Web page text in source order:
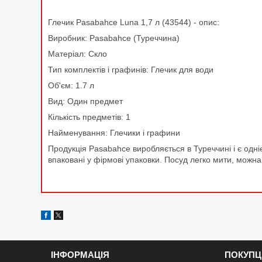
Глечик Pasabahce Luna 1,7 л (43544) - опис:
Виробник: Pasabahce (Туреччина)
Матеріал: Скло
Тип комплектів і графинів: Глечик для води
Об'єм: 1.7 л
Вид: Один предмет
Кількість предметів: 1
Найменування: Глечики і графини
Продукція Pasabahce виробляється в Туреччині і є
впаковані у фірмові упаковки. Посуд легко мити,
ІНФОРМАЦІЯ